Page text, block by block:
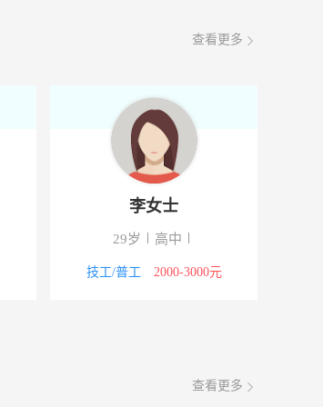
5000-8000元 08-08
8000-12000元 08-08
08-08
3000-4000元 08-08
查看更多
李女士
29岁 高中
技工/普工 2000-3000元
查看更多